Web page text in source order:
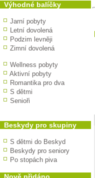
Výhodné balíčky
Jarní pobyty
Letní dovolená
Podzim levněji
Zimní dovolená
Wellness pobyty
Aktivní pobyty
Romantika pro dva
S dětmi
Senioři
Beskydy pro skupiny
S dětmi do Beskyd
Beskydy pro seniory
Po stopách piva